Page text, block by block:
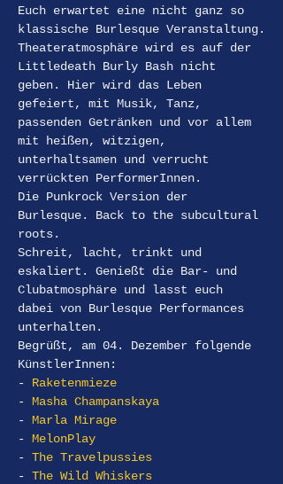
Euch erwartet eine nicht ganz so
klassische Burlesque Veranstaltung.
Theateratmosphäre wird es auf der
Littledeath Burly Bash nicht
geben. Hier wird das Leben
gefeiert, mit Musik, Tanz,
passenden Getränken und vor allem
mit heißen, witzigen,
unterhaltsamen und verrucht
verrückten PerformerInnen.
Die Punkrock Version der
Burlesque. Back to the subcultural
roots.
Schreit, lacht, trinkt und
eskaliert. Genießt die Bar- und
Clubatmosphäre und lasst euch
dabei von Burlesque Performances
unterhalten.
Begrüßt, am 04. Dezember folgende
KünstlerInnen:
- Raketenmieze
- Masha Champanskaya
- Marla Mirage
- MelonPlay
- The Travelpussies
- The Wild Whiskers